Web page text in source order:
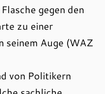
gegen den
zu einer
seinem Auge (WAZ
von Politikern